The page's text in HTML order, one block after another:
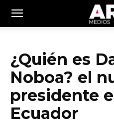
¿Quién es
Noboa? el
presidente
Ecuador